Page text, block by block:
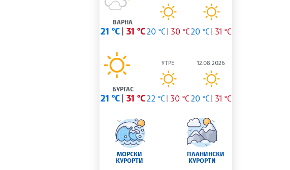
ВАРНА
21 °C 31 °C20 °C 30 °C20 °C 31 °C
БУРГАС
21 °C 31 °C
УТРЕ
22 °C 30 °C
12.08.2026
20 °C 31 °C
МОРСКИ
КУРОРТИ
ПЛАНИНСКИ
КУРОРТИ